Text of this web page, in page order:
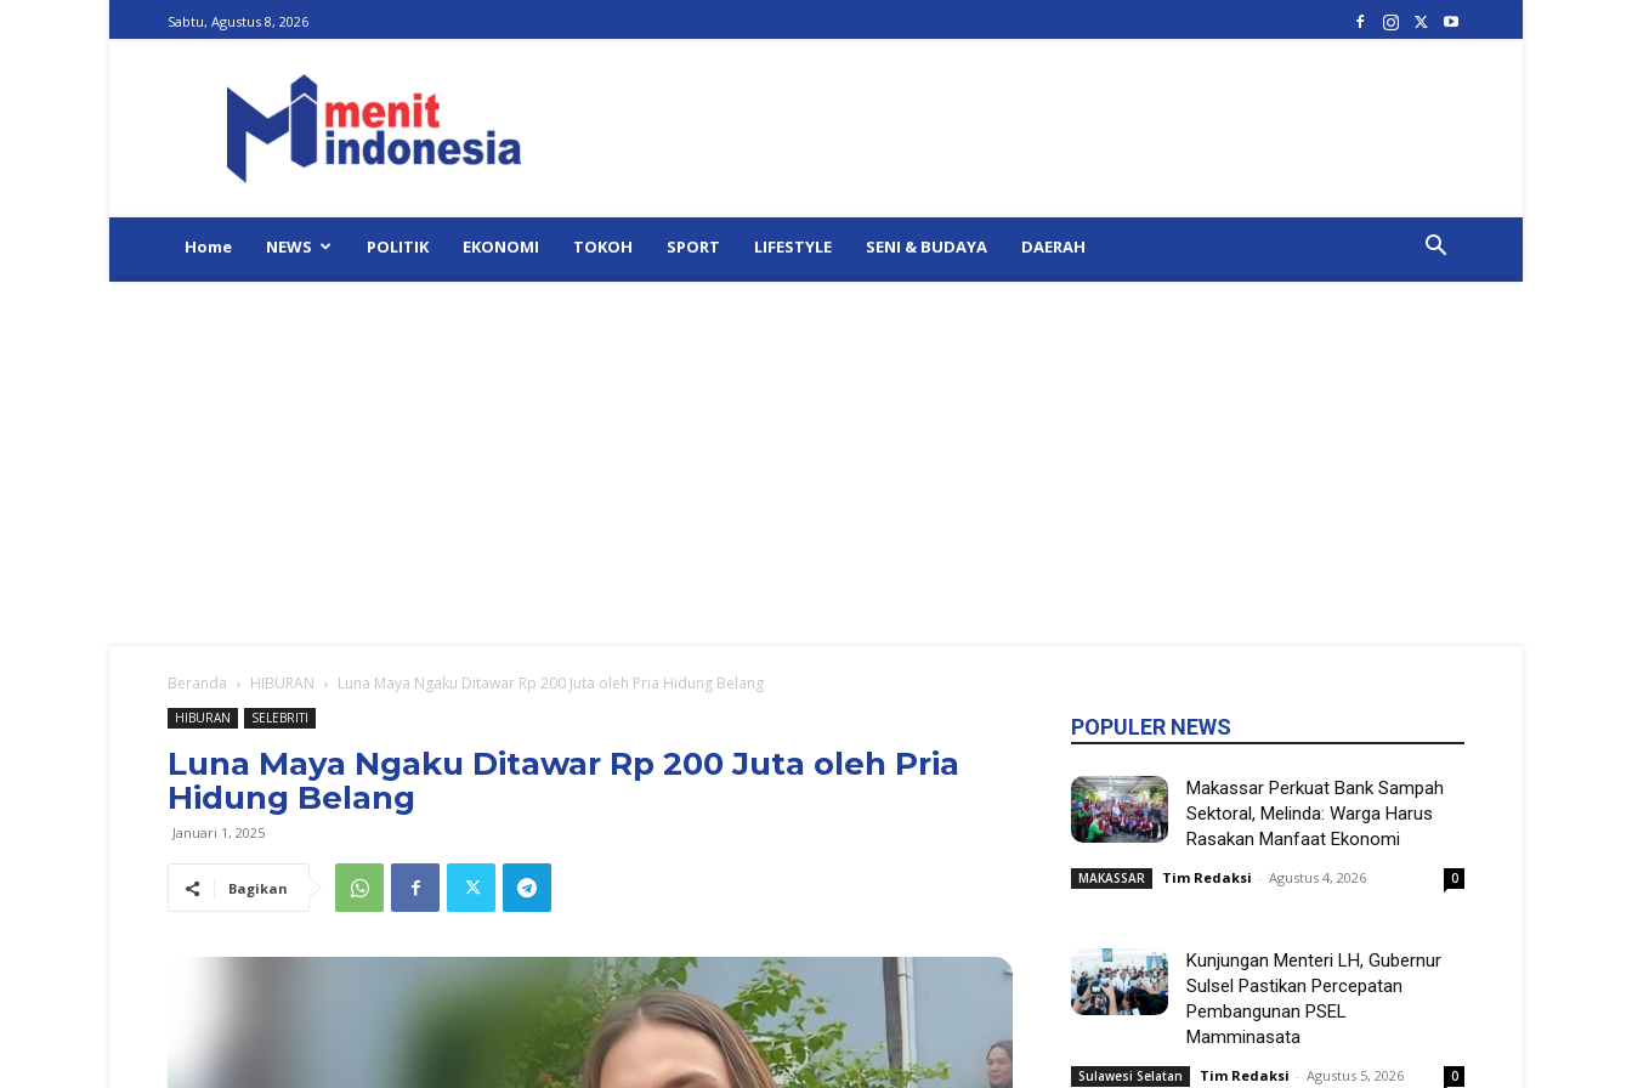
Sabtu, Agustus 8, 2026
Indonesia
Home NEWS POLITIK EKONOMI TOKOH SPORT LIFESTYLE SENI & BUDAYA DAERAH
Beranda HIBURAN Luna Maya Ngaku Ditawar Rp 200 Juta oleh Pria Hidung Belang
HIBURAN SELEBRITI
Luna Maya Ngaku Ditawar Rp 200 Juta oleh Pria
Hidung Belang
Januari 1, 2025
Bagikan
POPULER NEWS
Makassar Perkuat Bank Sampah
Sektoral, Melinda: Warga Harus
Rasakan Manfaat Ekonomi
MAKASSAR Tim Redaksi - Agustus 4, 2026 0
Kunjungan Menteri LH, Gubernur
Sulsel Pastikan Percepatan
Pembangunan PSEL
Mamminasata
Sulawesi Selatan Tim Redaksi - Agustus 5, 2026 0